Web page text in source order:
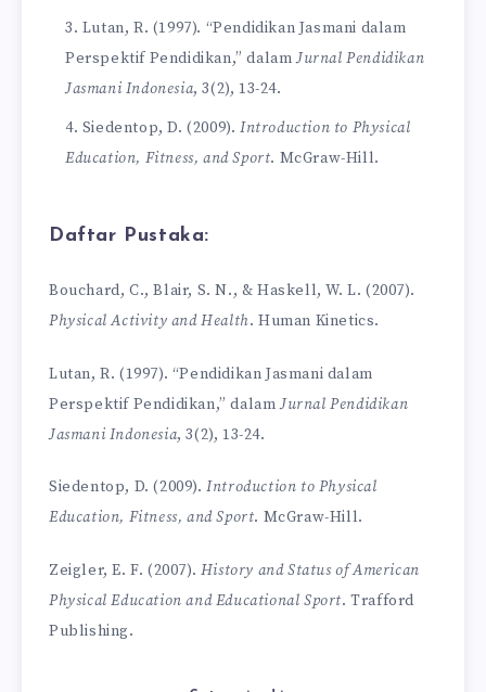
Lutan, R. (1997). “Pendidikan Jasmani dalam
Perspektif Pendidikan,” dalamJurnal Pendidikan
Jasmani Indonesia, 3(2), 13-24.
Siedentop, D. (2009).Introduction to Physical
Education, Fitness, and Sport. McGraw-Hill.
Daftar Pustaka:
Bouchard, C., Blair, S. N., & Haskell, W. L. (2007).
Physical Activity and Health. Human Kinetics.
Lutan, R. (1997). “Pendidikan Jasmani dalam
Perspektif Pendidikan,” dalamJurnal Pendidikan
Jasmani Indonesia, 3(2), 13-24.
Siedentop, D. (2009).Introduction to Physical
Education, Fitness, and Sport. McGraw-Hill.
Zeigler, E. F. (2007). History and Status of American
Physical Education and Educational Sport. Trafford
Publishing.